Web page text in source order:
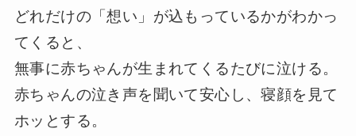
どれだけの「想い」が込もっているかがわかっ
てくると、
無事に赤ちゃんが生まれてくるたびに泣ける。
赤ちゃんの泣き声を聞いて安心し、寝顔を見て
ホッとする。